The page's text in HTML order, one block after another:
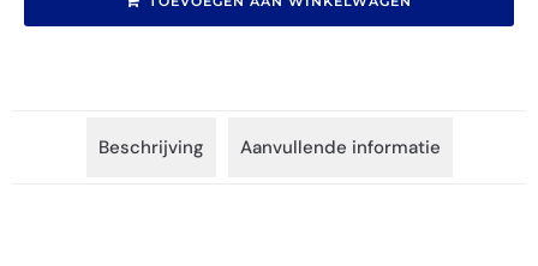
Beschrijving Aanvullende informatie